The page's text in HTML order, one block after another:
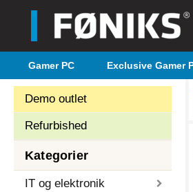
Gamer PC Exclusive Gamer
Demo outlet
Refurbished
Kategorier
IT og elektronik